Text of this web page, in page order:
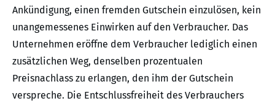
Ankündigung, einen fremden Gutschein einzulösen, kein
unangemessenes Einwirken auf den Verbraucher. Das
Unternehmen eröffne dem Verbraucher lediglich einen
zusätzlichen Weg, denselben prozentualen
Preisnachlass zu erlangen, den ihm der Gutschein
verspreche. Die Entschlussfreiheit des Verbrauchers